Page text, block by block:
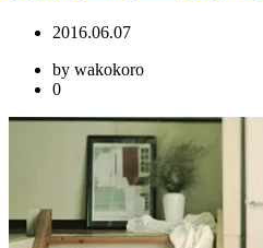
2016.06.07
by wakokoro
0